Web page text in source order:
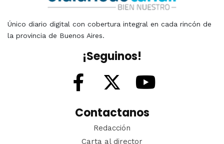
Único diario digital con cobertura integral en cada rincón de
la provincia de Buenos Aires.
¡Seguinos!
Contactanos
Redacción
Carta al director